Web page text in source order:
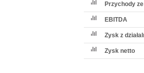
Przychody
EBITDA
Zysk z
Zysk netto